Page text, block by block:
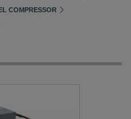
COMPRESSOR